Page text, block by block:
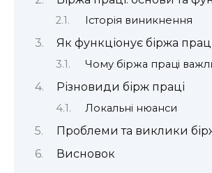
Історія виникнення
Як функціонує біржа
Чому біржа праці
Різновиди бірж праці
Локальні нюанси
Проблеми та виклики
Висновок